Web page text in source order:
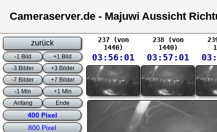
Cameraserver.de - Majuwi Aussicht
zurück
-1 Bild
+1 Bild
-3 Bilder
+3 Bilder
-7 Bilder
+7 Bilder
-1 Min
+1 Min
Anfang
Ende
400 Pixel
800 Pixel
237 (von
1440)
238 (von
1440)
03:56:01 03:57:01